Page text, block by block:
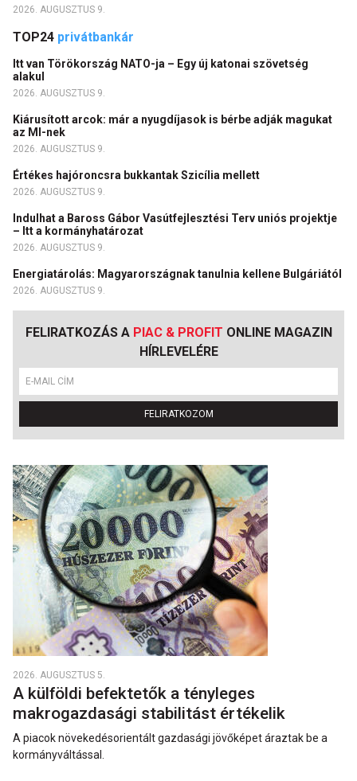
2026. AUGUSZTUS 9.
TOP24 privátbankár
Itt van Törökország NATO-ja – Egy új katonai szövetség
alakul
2026. AUGUSZTUS 9.
Kiárusított arcok: már a nyugdíjasok is bérbe adják magukat
az MI-nek
2026. AUGUSZTUS 9.
Értékes hajóroncsra bukkantak Szicília mellett
2026. AUGUSZTUS 9.
Indulhat a Baross Gábor Vasútfejlesztési Terv uniós projektje
– Itt a kormányhatározat
2026. AUGUSZTUS 9.
Energiatárolás: Magyarországnak tanulnia kellene Bulgáriától
2026. AUGUSZTUS 9.
FELIRATKOZÁS A PIAC & PROFIT ONLINE MAGAZIN
HÍRLEVELÉRE
FELIRATKOZOM
2026. AUGUSZTUS 5.
A külföldi befektetők a tényleges
makrogazdasági stabilitást értékelik
A piacok növekedésorientált gazdasági jövőképet áraztak be a
kormányváltással.